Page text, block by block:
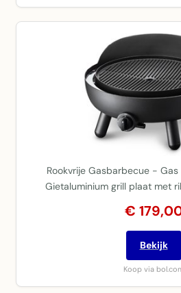
Rookvrije Gasbarbecue -
Gietaluminium grill plaat met
€
Bekijk
Koop via